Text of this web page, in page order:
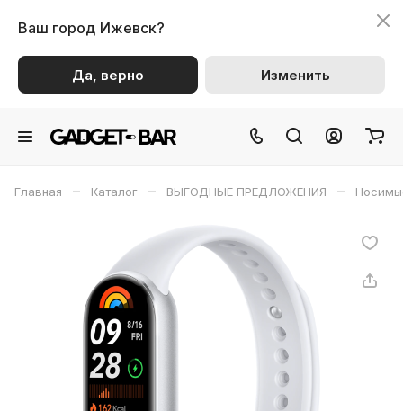
Ваш город Ижевск?
Да, верно Изменить
Главная – Каталог – ВЫГОДНЫЕ ПРЕДЛОЖЕНИЯ –